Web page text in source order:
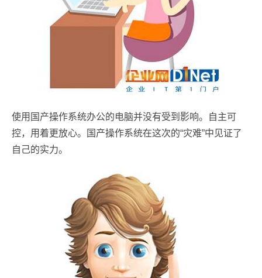
使用国产操作系统办公的电脑并没有受到影响。自主可
控，用着更放心。国产操作系统在这次的“灾难”中见证了
自己的实力。